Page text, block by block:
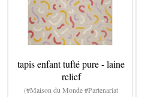
tapis enfant tufté pure - laine
relief
(#Maison du Monde #Partenariat